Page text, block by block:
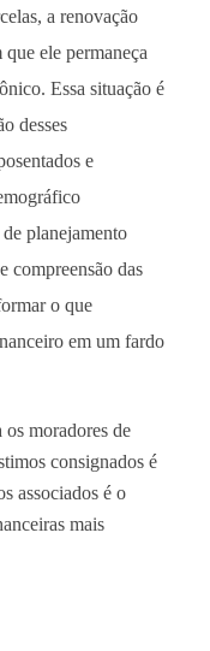
a renovação
ele permaneça
Essa situação é
desses
e
planejamento
compreensão das
o que
em um fardo
moradores de
consignados é
associados é o
mais